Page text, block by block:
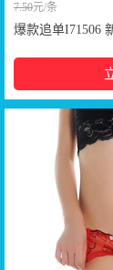
7.50元/条
爆款追单I71506